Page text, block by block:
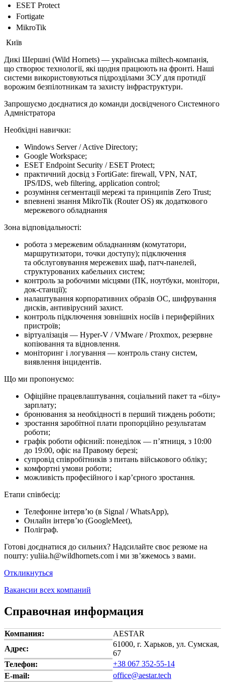
ESET Protect
Fortigate
MikroTik
Київ
Дикі Шершні (Wild Hornets) — українська miltech-компанія,
що створює технології, які щодня працюють на фронті. Наші
системи використовуються підрозділами ЗСУ для протидії
ворожим безпілотникам та захисту інфраструктури.
Запрошуємо доєднатися до команди досвідченого Системного
Адмністратора
Необхідні навички:
Windows Server / Active Directory;
Google Workspace;
ESET Endpoint Security / ESET Protect;
практичний досвід з FortiGate: firewall, VPN, NAT,
IPS/IDS, web filtering, application control;
розуміння сегментації мережі та принципів Zero Trust;
впевнені знання MikroTik (Router OS) як додаткового
мережевого обладнання
Зона відповідальності:
робота з мережевим обладнанням (комутатори,
маршрутизатори, точки доступу); підключення
та обслуговування мережевих шаф, патч-панелей,
структурованих кабельних систем;
контроль за робочими місцями (ПК, ноутбуки, монітори,
док-станції);
налаштування корпоративних образів ОС, шифрування
дисків, антивірусний захист.
контроль підключення зовнішніх носіїв і периферійних
пристроїв;
віртуалізація — Hyper-V / VMware / Proxmox, резервне
копіювання та відновлення.
моніторинг і логування — контроль стану систем,
виявлення інцидентів.
Що ми про­по­ну­є­мо:
Офіційне працевлаштування, соціальний пакет та «білу»
зарплату;
бронювання за необхідності в перший тиждень роботи;
зростання заробітної плати пропорційно результатам
роботи;
графік роботи офісний: понеділок — п’ятниця, з 10:00
до 19:00, офіс на Правому березі;
супровід співробітників з питань військового обліку;
комфортні умови роботи;
можливість професійного і кар’єрного зростання.
Етапи співбесід:
Телефонне інтерв’ю (в Signal / WhatsApp),
Онлайн інтерв’ю (GoogleMeet),
Поліграф.
Готові доєднатися до сильних? Надсилайте своє резюме на
пошту: yuliia.h@wildhornets.com і ми звʼяжемось з вами.
Откликнуться
Вакансии всех компаний
Справочная информация
Компания:
AESTAR
Адрес:
61000, г. Харьков, ул. Сумская,
67
Телефон:
+38 067 352-55-14
E-mail:
office@aestar.tech